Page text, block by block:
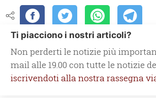
Ti piacciono i nostri articoli?
Non perderti le notizie più
mail alle 19.00 con tutte le notizie
iscrivendoti alla nostra rassegna